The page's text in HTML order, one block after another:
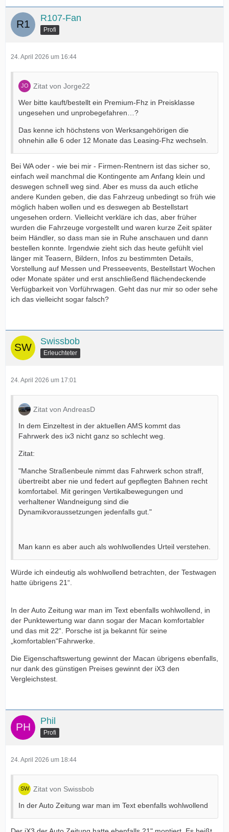
R107-Fan
Profi
24. April 2026 um 16:44
Zitat von Jorge22
Wer bitte kauft/bestellt ein Premium-Fhz in Preisklasse
ungesehen und unprobegefahren…?
Das kenne ich höchstens von Werksangehörigen die
ohnehin alle 6 oder 12 Monate das Leasing-Fhz wechseln.
Bei WA oder - wie bei mir - Firmen-Rentnern ist das sicher so,
einfach weil manchmal die Kontingente am Anfang klein und
deswegen schnell weg sind. Aber es muss da auch etliche
andere Kunden geben, die das Fahrzeug unbedingt so früh wie
möglich haben wollen und es deswegen ab Bestellstart
ungesehen ordern. Vielleicht verkläre ich das, aber früher
wurden die Fahrzeuge vorgestellt und waren kurze Zeit später
beim Händler, so dass man sie in Ruhe anschauen und dann
bestellen konnte. Irgendwie zieht sich das heute gefühlt viel
länger mit Teasern, Bildern, Infos zu bestimmten Details,
Vorstellung auf Messen und Presseevents, Bestellstart Wochen
oder Monate später und erst anschließend flächendeckende
Verfügbarkeit von Vorführwagen. Geht das nur mir so oder sehe
ich das vielleicht sogar falsch?
Swissbob
Erleuchteter
24. April 2026 um 17:01
Zitat von AndreasD
In dem Einzeltest in der aktuellen AMS kommt das
Fahrwerk des ix3 nicht ganz so schlecht weg.
Zitat:
"Manche Straßenbeule nimmt das Fahrwerk schon straff,
übertreibt aber nie und federt auf gepflegten Bahnen recht
komfortabel. Mit geringen Vertikalbewegungen und
verhaltener Wandneigung sind die
Dynamikvoraussetzungen jedenfalls gut."
Man kann es aber auch als wohlwollendes Urteil verstehen.
Würde ich eindeutig als wohlwollend betrachten, der Testwagen
hatte übrigens 21“.
In der Auto Zeitung war man im Text ebenfalls wohlwollend, in
der Punktewertung war dann sogar der Macan komfortabler
und das mit 22“. Porsche ist ja bekannt für seine
„komfortablen“Fahrwerke.
Die Eigenschaftswertung gewinnt der Macan übrigens ebenfalls,
nur dank des günstigen Preises gewinnt der iX3 den
Vergleichstest.
Phil
Profi
24. April 2026 um 18:44
Zitat von Swissbob
In der Auto Zeitung war man im Text ebenfalls wohlwollend